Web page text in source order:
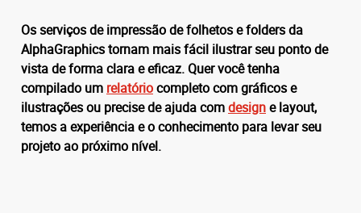
Os serviços de impressão de folhetos e folders da
AlphaGraphics tornam mais fácil ilustrar seu ponto de
vista deforma clara e eficaz.Quer você tenha
compilado um relatóriocompleto com gráficos e
ilustrações ou precise de ajuda comdesigne layout,
temos aexperiênciae oconhecimento para levar seu
projeto ao próximo nível.